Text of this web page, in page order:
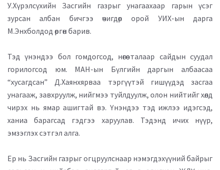
У.Хүрэлсүхийн Засгийн газрыг унагаахаар гарын үсэг
зурсан албан бичгээ өчигдөр орой УИХ-ын дарга
М.Энхболдод өргөн барив.
Тэд үнэндээ бол гомдогсод, нөгөө талаар сайдын суудал
горилогсод юм. МАН-ын Бүлгийн даргын албаасаа
“хусагдсан” Д.Хаянхярваа тэргүүтэй гишүүдэд засгаа
унагааж, завхруулж, нийгмээ туйлдуулж, олон нийтийг хөлдөө
чирэх нь ямар ашигтай вэ. Үнэндээ тэд ижлээ идэгсэд,
ханиа барагсад гэдгээ харуулав. Тэдэнд ичих нүүр,
эмзэглэх сэтгэл алга.
Ер нь Засгийн газрыг огцруулснаар нэмэгдэхүүний байрыг